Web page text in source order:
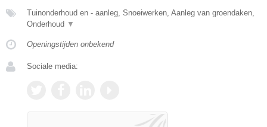
Tuinonderhoud en - aanleg, Snoeiwerken, Aanleg van groendaken,
Onderhoud ▼
Openingstijden onbekend
Sociale media: